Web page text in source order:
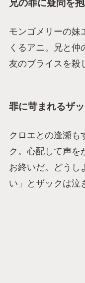
兄の罪に疑問を
モンゴメリーの妹
くるアニ。兄と仲
友のブライスを殺
罪に苛まれるザ
クロエとの逢瀬も
ク。心配して声を
お終いだ。どうし
い」とザックは泣